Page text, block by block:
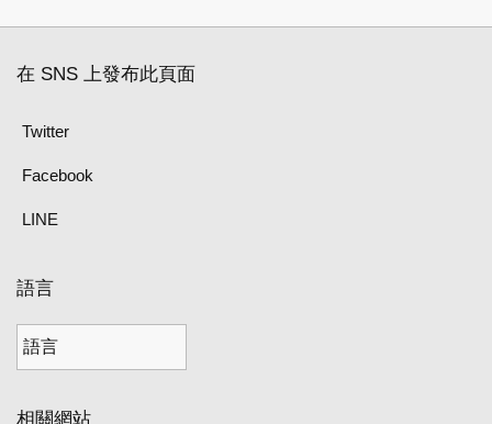
在 SNS 上發布此頁面
Twitter
Facebook
LINE
語言
相關網站